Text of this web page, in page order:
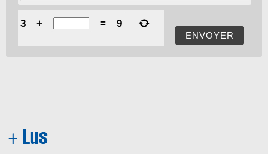
ENVOYER
3 + = 9